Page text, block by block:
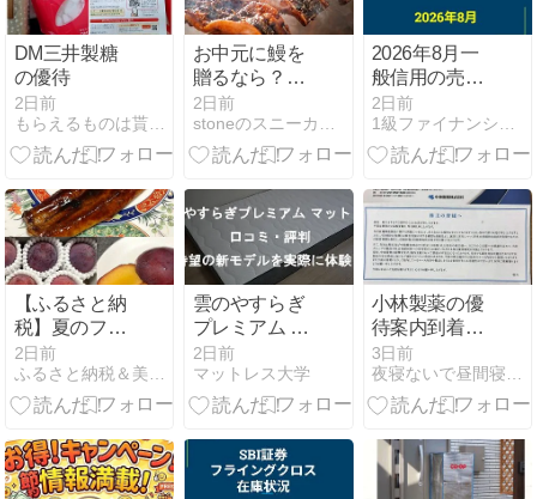
DM三井製糖
の優待
2日前
もらえるものは貰っちゃおっ！
お中元に鰻を
贈るなら？喜
ばれる国産う
なぎギフトの
選び方とおす
2日前
2026年8月一
般信用の売り
在庫状況 SBI
証券フライン
グクロス（優
引）
2日前
【ふるさと納
税】夏のフル
ーツ！高級プ
ラム『貴陽』
と大人気鰻楽
2日前
雲のやすらぎ
プレミアム マ
ットレスIIの口
コミ・評判｜
待望の新モデ
2日前
マットレス大学
小林製薬の優
待案内到着。
今回の目玉も
アウトレッ
ト!?内容は⁉
3日前